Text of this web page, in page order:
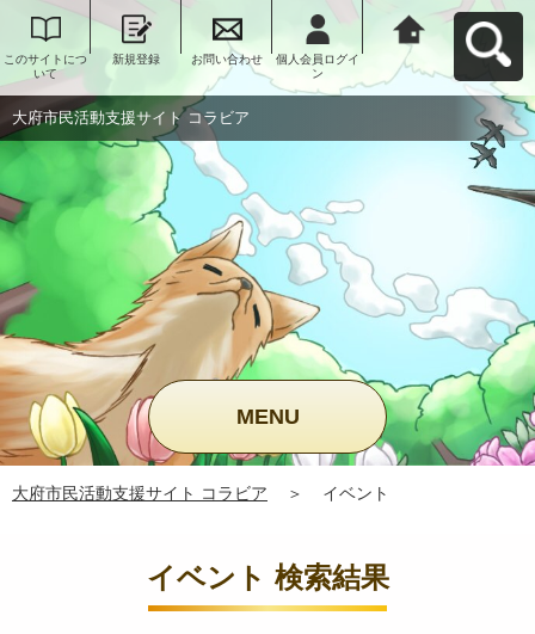
このサイトにつ
いて
新規登録 お問い合わせ
個人会員ログイ
ン
大府市民活動支
援サイト コラビ
アへ戻る
大府市民活動支援サイト コラビア
MENU
大府市民活動支援サイト コラビア ＞ イベント
イベント 検索結果